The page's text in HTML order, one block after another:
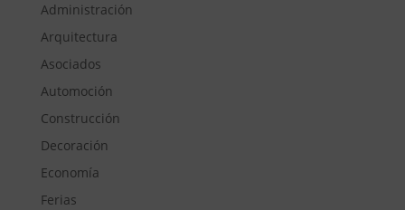
Administración
Arquitectura
Asociados
Automoción
Construcción
Decoración
Economía
Ferias